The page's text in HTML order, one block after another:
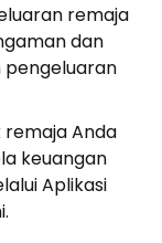
remaja
dan
pengeluaran
remaja Anda
keuangan
Aplikasi